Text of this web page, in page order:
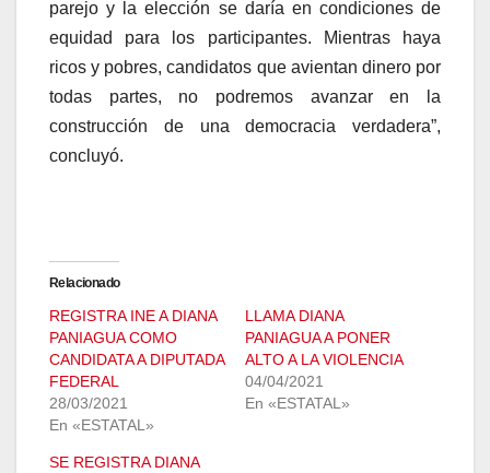
parejo y la elección se daría en condiciones de
equidad para los participantes. Mientras haya
ricos y pobres, candidatos que avientan dinero por
todas partes, no podremos avanzar en la
construcción de una democracia verdadera”,
concluyó.
Relacionado
REGISTRA INE A DIANA
PANIAGUA COMO
CANDIDATA A DIPUTADA
FEDERAL
28/03/2021
En «ESTATAL»
LLAMA DIANA
PANIAGUA A PONER
ALTO A LA VIOLENCIA
04/04/2021
En «ESTATAL»
SE REGISTRA DIANA